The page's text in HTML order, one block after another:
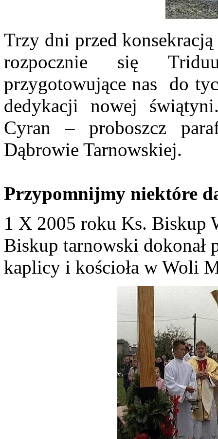
Trzy dni przed
rozpocznie się
przygotowujące nas do
dedykacji nowej
Cyran – proboszcz
Dąbrowie Tarnowskiej.
Przypomnijmy niektóre
1 X 2005 roku Ks. Biskup
Biskup tarnowski dokonał
kaplicy i kościoła w Woli